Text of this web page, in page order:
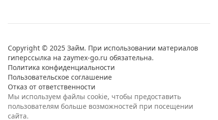
Copyright © 2025 Займ. При использовании материалов
гиперссылка на zaymex-go.ru обязательна.
Политика конфиденциальности
Пользовательское соглашение
Отказ от ответственности
Мы используем файлы cookie, чтобы предоставить
пользователям больше возможностей при посещении
сайта.